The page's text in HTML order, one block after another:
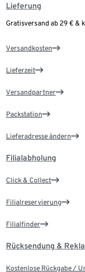
Lieferung
Gratisversand ab 29 € &
Versandkosten
Lieferzeit
Versandpartner
Packstation
Lieferadresse ändern
Filialabholung
Click & Collect
Filialreservierung
Filialfinder
Rücksendung &
Kostenlose Rückgabe /